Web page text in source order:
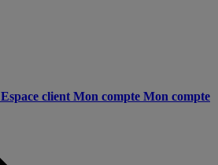
Espace client Mon compte Mon compte